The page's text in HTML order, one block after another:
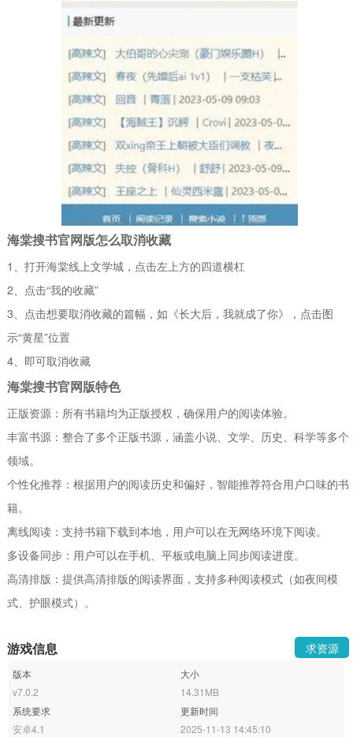
海棠搜书官网版怎么取消收藏
1、打开海棠线上文学城，点击左上方的四道横杠
2、点击“我的收藏”
3、点击想要取消收藏的篇幅，如《长大后，我就成了你》，点击图
示“黄星”位置
4、即可取消收藏
海棠搜书官网版特色
正版资源：所有书籍均为正版授权，确保用户的阅读体验。
丰富书源：整合了多个正版书源，涵盖小说、文学、历史、科学等多个
领域。
个性化推荐：根据用户的阅读历史和偏好，智能推荐符合用户口味的书
籍。
离线阅读：支持书籍下载到本地，用户可以在无网络环境下阅读。
多设备同步：用户可以在手机、平板或电脑上同步阅读进度。
高清排版：提供高清排版的阅读界面，支持多种阅读模式（如夜间模
式、护眼模式）。
游戏信息 求资源
版本
v7.0.2
大小
14.31MB
系统要求
安卓4.1
更新时间
2025-11-13 14:45:10